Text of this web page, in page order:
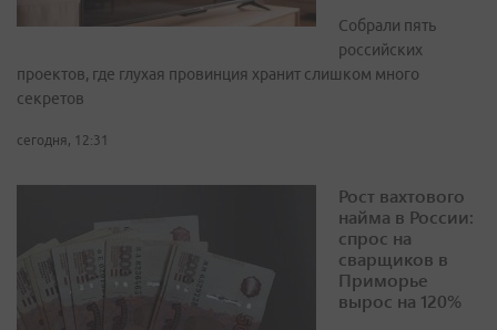
Собрали пять
российских
проектов, где глухая провинция хранит слишком много
секретов
сегодня, 12:31
Рост вахтового
найма в России:
спрос на
сварщиков в
Приморье
вырос на 120%